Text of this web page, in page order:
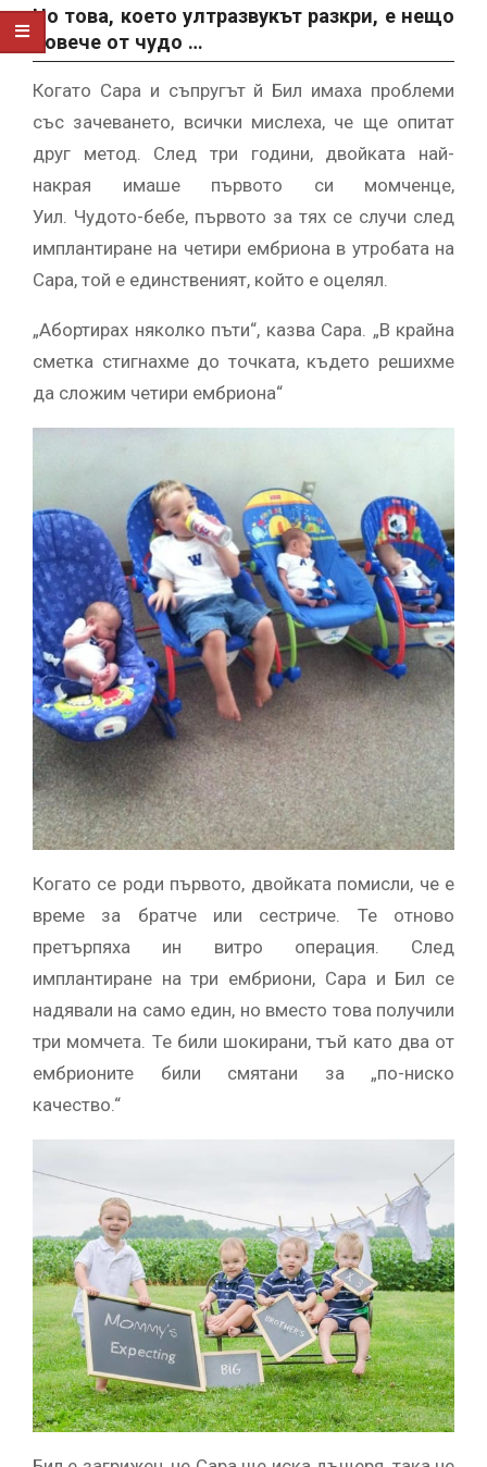
Но това, което ултразвукът разкри, е нещо
повече от чудо …
Когато Сара и съпругът й Бил имаха проблеми
със зачеването, всички мислеха, че ще опитат
друг метод. След три години, двойката най-
накрая имаше първото си момченце,
Уил. Чудото-бебе, първото за тях се случи след
имплантиране на четири ембриона в утробата на
Сара, той е единственият, който е оцелял.
„Абортирах няколко пъти“, казва Сара. „В крайна
сметка стигнахме до точката, където решихме
да сложим четири ембриона“
Когато се роди първото, двойката помисли, че е
време за братче или сестриче. Те отново
претърпяха ин витро операция. След
имплантиране на три ембриони, Сара и Бил се
надявали на само един, но вместо това получили
три момчета. Те били шокирани, тъй като два от
ембрионите били смятани за „по-ниско
качество.“